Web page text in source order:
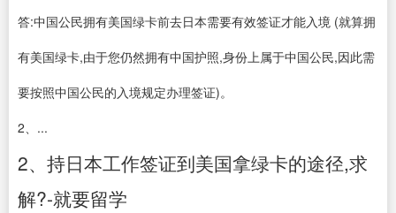
答:中国公民拥有美国绿卡前去日本需要有效签证才能入境 (就算拥
有美国绿卡,由于您仍然拥有中国护照,身份上属于中国公民,因此需
要按照中国公民的入境规定办理签证)。
2、...
2、持日本工作签证到美国拿绿卡的途径,求
解?-就要留学